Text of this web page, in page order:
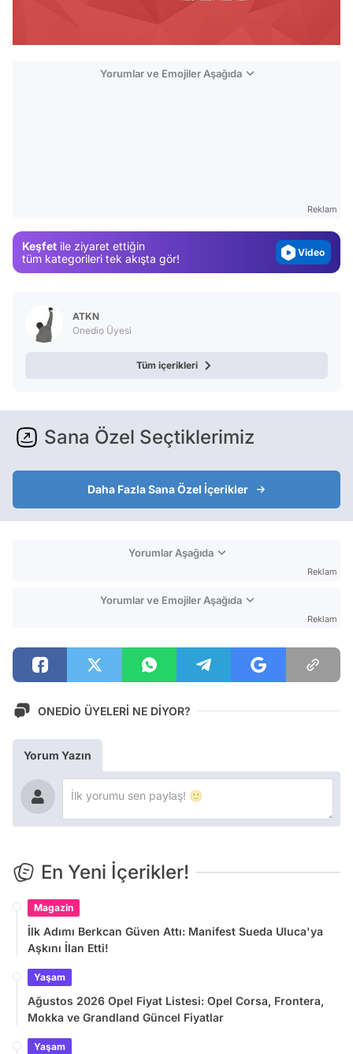
Yorumlar ve Emojiler Aşağıda
Reklam
Keşfet ile ziyaret ettiğin
tüm kategorileri tek akışta gör!
Video
ATKN
Onedio Üyesi
Tüm içerikleri
Sana Özel Seçtiklerimiz
Daha Fazla Sana Özel İçerikler
Yorumlar Aşağıda
Reklam
Yorumlar ve Emojiler Aşağıda
Reklam
ONEDİO ÜYELERİ NE DİYOR?
Yorum Yazın
En Yeni İçerikler!
Magazin
İlk Adımı Berkcan Güven Attı: Manifest Sueda Uluca'ya
Aşkını İlan Etti!
Yaşam
Ağustos 2026 Opel Fiyat Listesi: Opel Corsa, Frontera,
Mokka ve Grandland Güncel Fiyatlar
Yaşam